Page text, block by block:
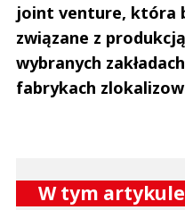
Nie
Zostaw
Imię
joint venture, która
związane z
wybranych
fabrykach
W tym